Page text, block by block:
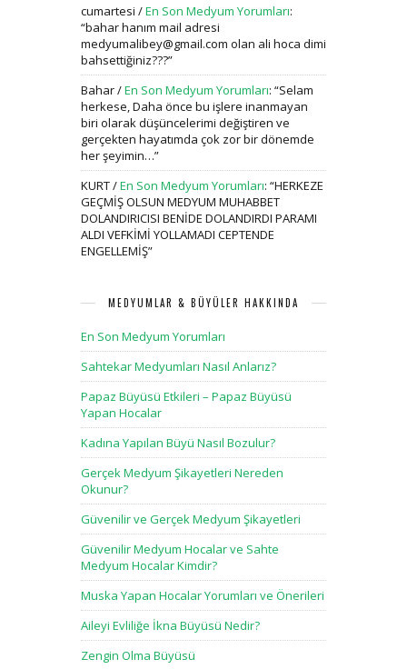
cumartesi /En Son Medyum Yorumları:
“bahar hanım mail adresi
medyumalibey@gmail.com olan ali hoca dimi
bahsettiğiniz???”
Bahar/En Son Medyum Yorumları: “Selam
herkese, Daha önce bu işlere inanmayan
biri olarak düşüncelerimi değiştiren ve
gerçekten hayatımda çok zor bir dönemde
her şeyimin…”
KURT/En Son Medyum Yorumları: “HERKEZE
GEÇMİŞ OLSUN MEDYUM MUHABBET
DOLANDIRICISI BENİDE DOLANDIRDI PARAMI
ALDI VEFKİMİ YOLLAMADI CEPTENDE
ENGELLEMİŞ”
MEDYUMLAR & BÜYÜLER HAKKINDA
En Son Medyum Yorumları
Sahtekar Medyumları Nasıl Anlarız?
Papaz Büyüsü Etkileri – Papaz Büyüsü
Yapan Hocalar
Kadına Yapılan Büyü Nasıl Bozulur?
Gerçek Medyum Şikayetleri Nereden
Okunur?
Güvenilir ve Gerçek Medyum Şikayetleri
Güvenilir Medyum Hocalar ve Sahte
Medyum Hocalar Kimdir?
Muska Yapan Hocalar Yorumları ve Önerileri
Aileyi Evliliğe İkna Büyüsü Nedir?
Zengin Olma Büyüsü